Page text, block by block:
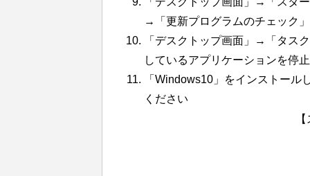
→「更新プログラムのチェック
「デスクトップ画面」→「タス
しているアプリケーションを停
「Windows10」をインストー
ください